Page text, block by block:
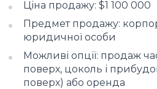
Ціна продажу: $1 100 000
Предмет продажу:
юридичної особи
Можливі опції: продаж
поверх, цоколь і
поверх) або оренда